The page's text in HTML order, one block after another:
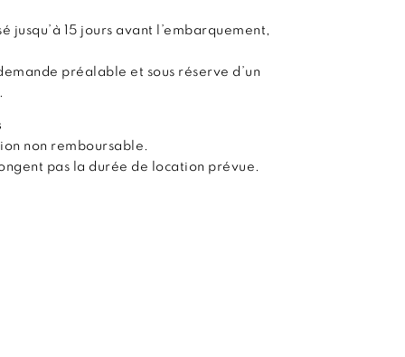
jusqu’à 15 jours avant l’embarquement,
préalable et sous réserve d’un
non remboursable.
pas la durée de location prévue.